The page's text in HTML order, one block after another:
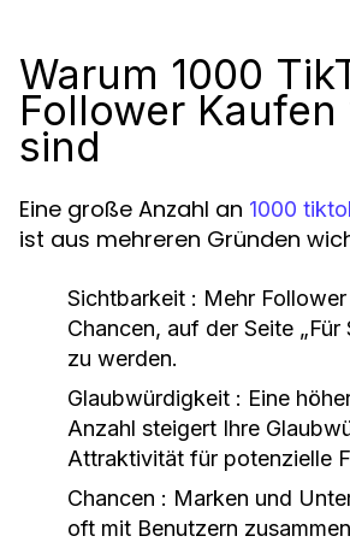
Warum 1000
Follower
sind
Eine große Anzahl an 1000
ist aus mehreren Gründen
Sichtbarkeit : Mehr
Chancen, auf der Seite „Für
zu werden.
Glaubwürdigkeit : Eine
Anzahl steigert Ihre
Attraktivität für potenzielle
Chancen : Marken und
oft mit Benutzern